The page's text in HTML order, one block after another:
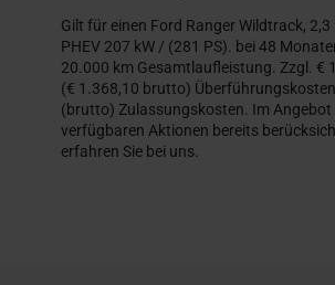
Gilt für einen Ford Ranger Wildtrack, 2,3
PHEV 207 kW / (281 PS). bei 48
20.000 km Gesamtlaufleistung. Zzgl. €
(€ 1.368,10 brutto)
(brutto) Zulassungskosten. Im Angebot
verfügbaren Aktionen bereits
erfahren Sie bei uns.